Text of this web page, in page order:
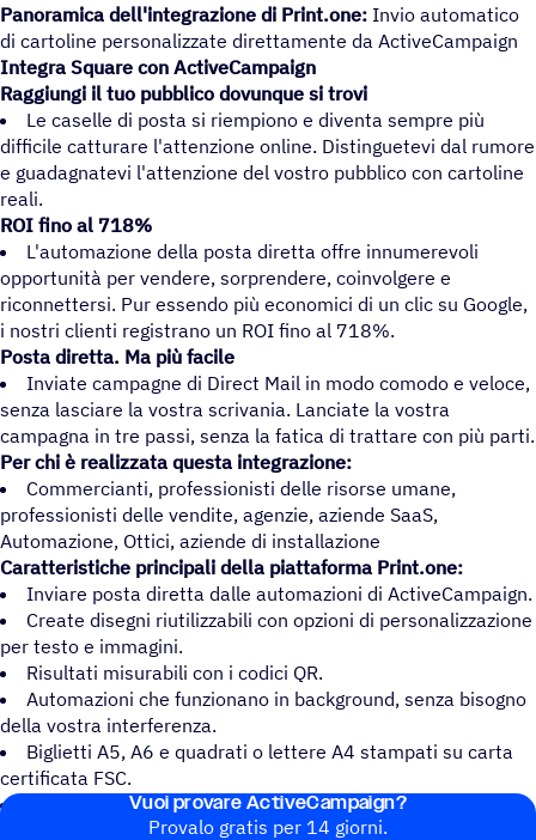
Panoramica dell'integrazione di Print.one: Invio automatico
di cartoline personalizzate direttamente da ActiveCampaign
Integra Square con ActiveCampaign
Raggiungi il tuo pubblico dovunque si trovi
Le caselle di posta si riempiono e diventa sempre più
difficile catturare l'attenzione online. Distinguetevi dal rumore
e guadagnatevi l'attenzione del vostro pubblico con cartoline
reali.
ROI fino al 718%
L'automazione della posta diretta offre innumerevoli
opportunità per vendere, sorprendere, coinvolgere e
riconnettersi. Pur essendo più economici di un clic su Google,
i nostri clienti registrano un ROI fino al 718%.
Posta diretta. Ma più facile
Inviate campagne di Direct Mail in modo comodo e veloce,
senza lasciare la vostra scrivania. Lanciate la vostra
campagna in tre passi, senza la fatica di trattare con più parti.
Per chi è realizzata questa integrazione:
Commercianti, professionisti delle risorse umane,
professionisti delle vendite, agenzie, aziende SaaS,
Automazione, Ottici, aziende di installazione
Caratteristiche principali della piattaforma Print.one:
Inviare posta diretta dalle automazioni di ActiveCampaign.
Create disegni riutilizzabili con opzioni di personalizzazione
per testo e immagini.
Risultati misurabili con i codici QR.
Automazioni che funzionano in background, senza bisogno
della vostra interferenza.
Biglietti A5, A6 e quadrati o lettere A4 stampati su carta
certificata FSC.
Conformità GDPRVuoi provare ActiveCampaign?
Provalo gratis per 14 giorni.